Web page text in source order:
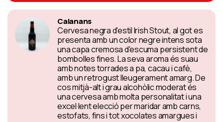
Calanans
Cervesa negra d'estil Irish Stout, al got es
presenta amb un color negre intens sota
una capa cremosa d'escuma persistent de
bombolles fines. La seva aroma és suau
amb notes torrades a pa, cacau i cafè,
amb un retrogust lleugerament amarg. De
cos mitjà-alt i grau alcohòlic moderat és
una cervesa amb molta personalitat i una
excel·lent elecció per maridar amb carns,
estofats, fins i tot xocolates amargues i